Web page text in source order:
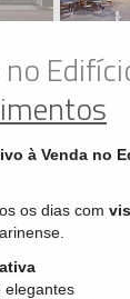
à Venda no
os dias com
elegantes